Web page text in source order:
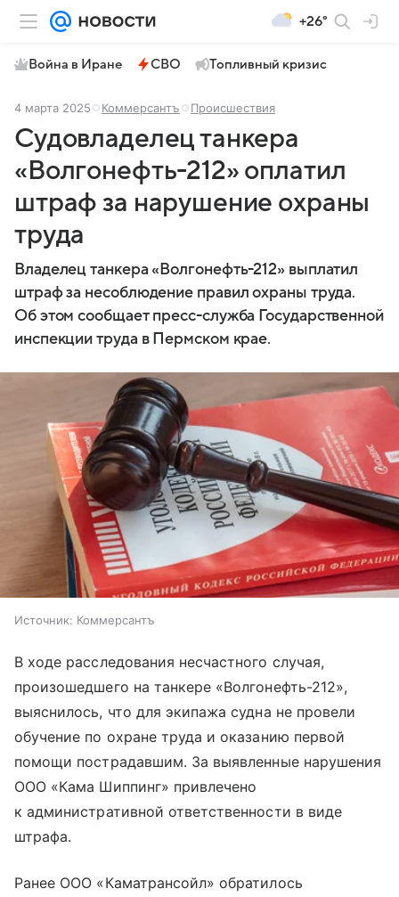
+26°
Война в Иране СВО Топливный кризис
4 марта 2025 Коммерсантъ Происшествия
Судовладелец танкера
«Волгонефть-212» оплатил
штраф за нарушение охраны
труда
Владелец танкера «Волгонефть-212» выплатил
штраф за несоблюдение правил охраны труда.
Об этом сообщает пресс-служба Государственной
инспекции труда в Пермском крае.
Источник: Коммерсантъ
В ходе расследования несчастного случая,
произошедшего на танкере «Волгонефть-212»,
выяснилось, что для экипажа судна не провели
обучение по охране труда и оказанию первой
помощи пострадавшим. За выявленные нарушения
ООО «Кама Шиппинг» привлечено
к административной ответственности в виде
штрафа.
Ранее ООО «Каматрансойл» обратилось